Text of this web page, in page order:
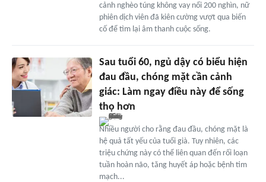
cảnh nghèo túng không vay nổi 200 nghìn, nữ
phiên dịch viên đã kiên cường vượt qua biến
cố để tìm lại âm thanh cuộc sống.
Sau tuổi 60, ngủ dậy có biểu hiện
đau đầu, chóng mặt cần cảnh
giác: Làm ngay điều này để sống
thọ hơn
Nhiều người cho rằng đau đầu, chóng mặt là
hệ quả tất yếu của tuổi già. Tuy nhiên, các
triệu chứng này có thể liên quan đến rối loạn
tuần hoàn não, tăng huyết áp hoặc bệnh tim
mạch...